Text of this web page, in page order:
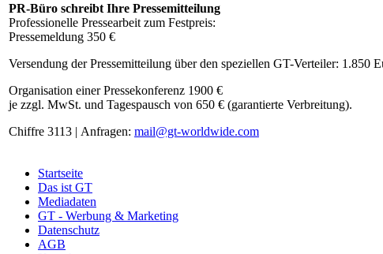
PR-Büro schreibt Ihre Pressemitteilung
Professionelle Pressearbeit zum Festpreis:
Pressemeldung 350 €
Versendung der Pressemitteilung über den speziellen GT-Verteiler: 1.850
Organisation einer Pressekonferenz 1900 €
je zzgl. MwSt. und Tagespausch von 650 € (garantierte Verbreitung).
Chiffre 3113 | Anfragen: mail@gt-worldwide.com
Startseite
Das ist GT
Mediadaten
GT - Werbung & Marketing
Datenschutz
AGB